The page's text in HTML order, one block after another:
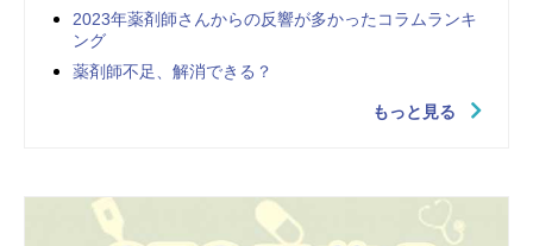
2023年薬剤師さんからの反響が多かったコラムランキ
ング
薬剤師不足、解消できる？
もっと見る